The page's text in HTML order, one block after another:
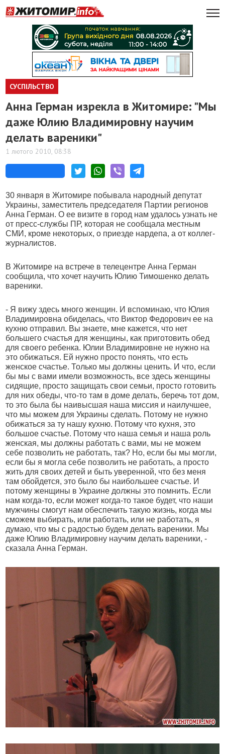
СУСПІЛЬСТВО
Анна Герман изрекла в Житомире: "Мы
даже Юлию Владимировну научим
делать вареники"
1 лютого 2010, 08:38
30 января в Житомире побывала народный депутат
Украины, заместитель председателя Партии регионов
Анна Герман. О ее визите в город нам удалось узнать не
от пресс-службы ПР, которая не сообщала местным
СМИ, кроме некоторых, о приезде нардепа, а от коллег-
журналистов.
В Житомире на встрече в телецентре Анна Герман
сообщила, что хочет научить Юлию Тимошенко делать
вареники.
- Я вижу здесь много женщин. И вспоминаю, что Юлия
Владимировна обиделась, что Виктор Федорович ее на
кухню отправил. Вы знаете, мне кажется, что нет
большего счастья для женщины, как приготовить обед
для своего ребенка. Юлии Владимировне не нужно на
это обижаться. Ей нужно просто понять, что есть
женское счастье. Только мы должны ценить. И что, если
бы мы с вами имели возможность, все здесь женщины
сидящие, просто защищать свои семьи, просто готовить
для них обеды, что-то там в доме делать, беречь тот дом,
то это была бы наивысшая наша миссия и наилучшее,
что мы можем для Украины сделать. Потому не нужно
обижаться за ту нашу кухню. Потому что кухня, это
большое счастье. Потому что наша семья и наша роль
женская, мы должны работать с вами, мы не можем
себе позволить не работать, так? Но, если бы мы могли,
если бы я могла себе позволить не работать, а просто
жить для своих детей и быть уверенной, что без меня
там обойдется, это было бы наибольшее счастье. И
потому женщины в Украине должны это помнить. Если
нам когда-то, если может когда-то такое будет, что наши
мужчины смогут нам обеспечить такую жизнь, когда мы
сможем выбирать, или работать, или не работать, я
думаю, что мы с радостью будем делать вареники. Мы
даже Юлию Владимировну научим делать вареники, -
сказала Анна Герман.